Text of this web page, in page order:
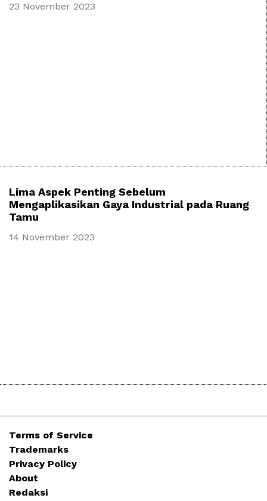
23 November 2023
Lima Aspek Penting Sebelum
Mengaplikasikan Gaya Industrial pada Ruang
Tamu
14 November 2023
Terms of Service
Trademarks
Privacy Policy
About
Redaksi